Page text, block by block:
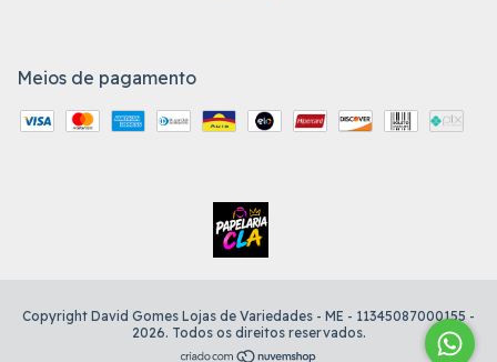
Meios de pagamento
Copyright David Gomes Lojas de Variedades - ME - 11345087000155 -
2026. Todos os direitos reservados.